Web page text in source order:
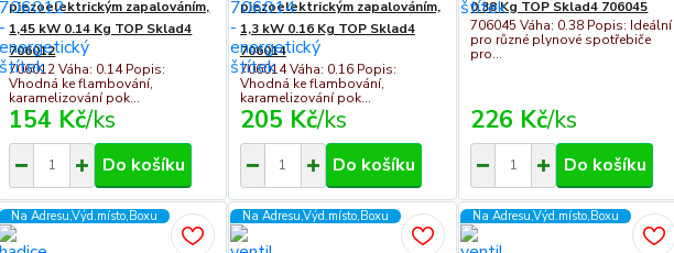
piezoelektrickým zapalováním,
1,45 kW 0.14 Kg TOP Sklad4
706012
706012 Váha: 0.14 Popis:
Vhodná ke flambování,
karamelizování pok...
154 Kč/ks
Do košíku
piezoelektrickým zapalováním,
1,3 kW 0.16 Kg TOP Sklad4
706014
706014 Váha: 0.16 Popis:
Vhodná ke flambování,
karamelizování pok...
205 Kč/ks
Do košíku
0.38 Kg TOP Sklad4 706045
706045 Váha: 0.38 Popis: Ideální
pro různé plynové spotřebiče
pro...
226 Kč/ks
Do košíku
Na Adresu,Výd.místo,Boxu Na Adresu,Výd.místo,Boxu Na Adresu,Výd.místo,Boxu